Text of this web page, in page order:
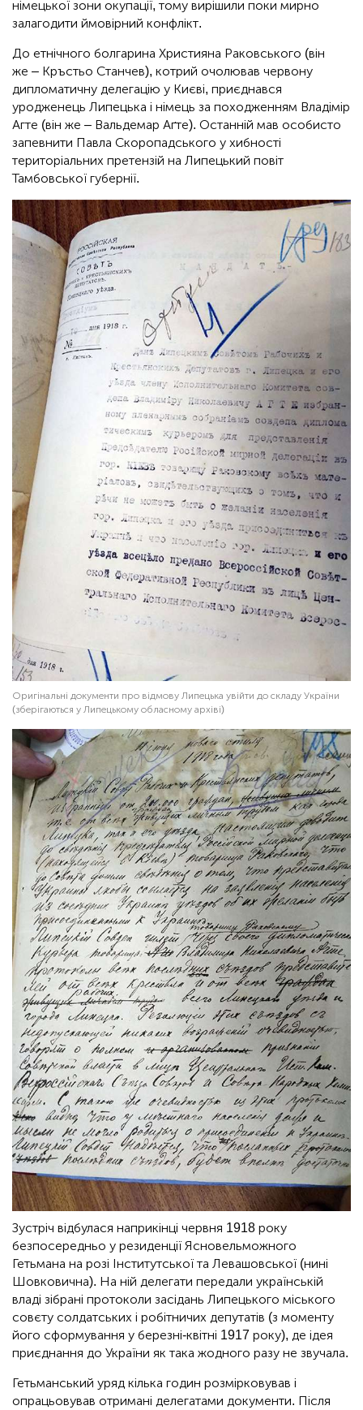
німецької зони окупації, тому вирішили поки мирно
залагодити ймовірний конфлікт.
До етнічного болгарина Християна Раковського (він
же – Кръстьо Станчев), котрий очолював червону
дипломатичну делегацію у Києві, приєднався
уродженець Липецька і німець за походженням Владімір
Агте (він же – Вальдемар Аґте). Останній мав особисто
запевнити Павла Скоропадського у хибності
територіальних претензій на Липецький повіт
Тамбовської губернії.
Оригінальні документи про відмову Липецька увійти до складу України
(зберігаються у Липецькому обласному архіві)
Зустріч відбулася наприкінці червня 1918 року
безпосередньо у резиденції Ясновельможного
Гетьмана на розі Інститутської та Левашовської (нині
Шовковична). На ній делегати передали українській
владі зібрані протоколи засідань Липецького міського
совєту солдатських і робітничих депутатів (з моменту
його сформування у березні-квітні 1917 року), де ідея
приєднання до України як така жодного разу не звучала.
Гетьманський уряд кілька годин розмірковував і
опрацьовував отримані делегатами документи. Після